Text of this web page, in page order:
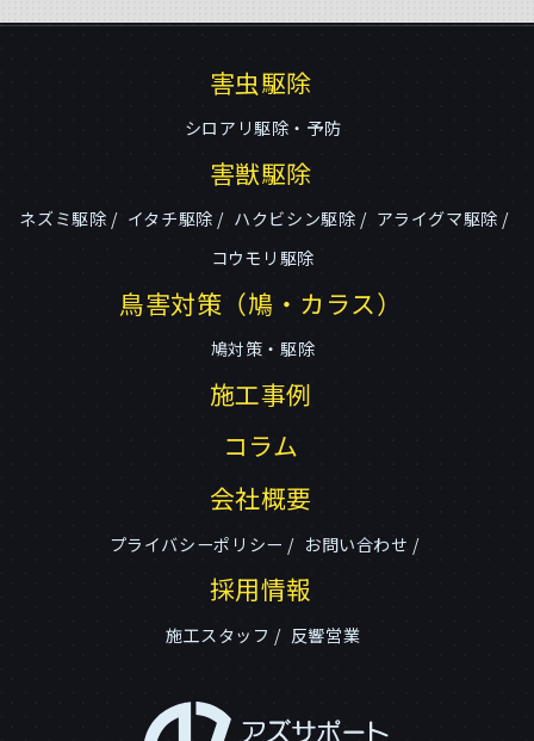
害虫駆除
シロアリ駆除・予防
害獣駆除
ネズミ駆除 イタチ駆除 ハクビシン駆除
アライグマ駆除
コウモリ駆除
鳥害対策（鳩・カラス）
鳩対策・駆除
施工事例
コラム
会社概要
プライバシーポリシー お問い合わせ
採用情報
施工スタッフ 反響営業